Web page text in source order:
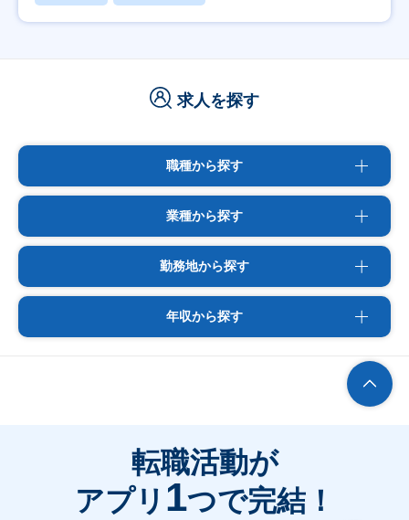
求人を探す
職種から探す
業種から探す
勤務地から探す
年収から探す
転職活動が
アプリ 1つで完結！